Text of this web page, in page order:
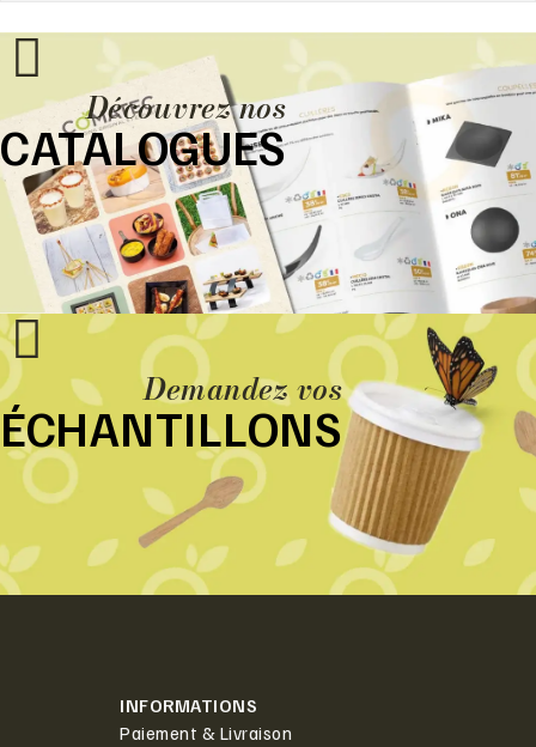
Découvrez nos
CATALOGUES
Demandez vos
ÉCHANTILLONS
INFORMATIONS
Paiement & Livraison